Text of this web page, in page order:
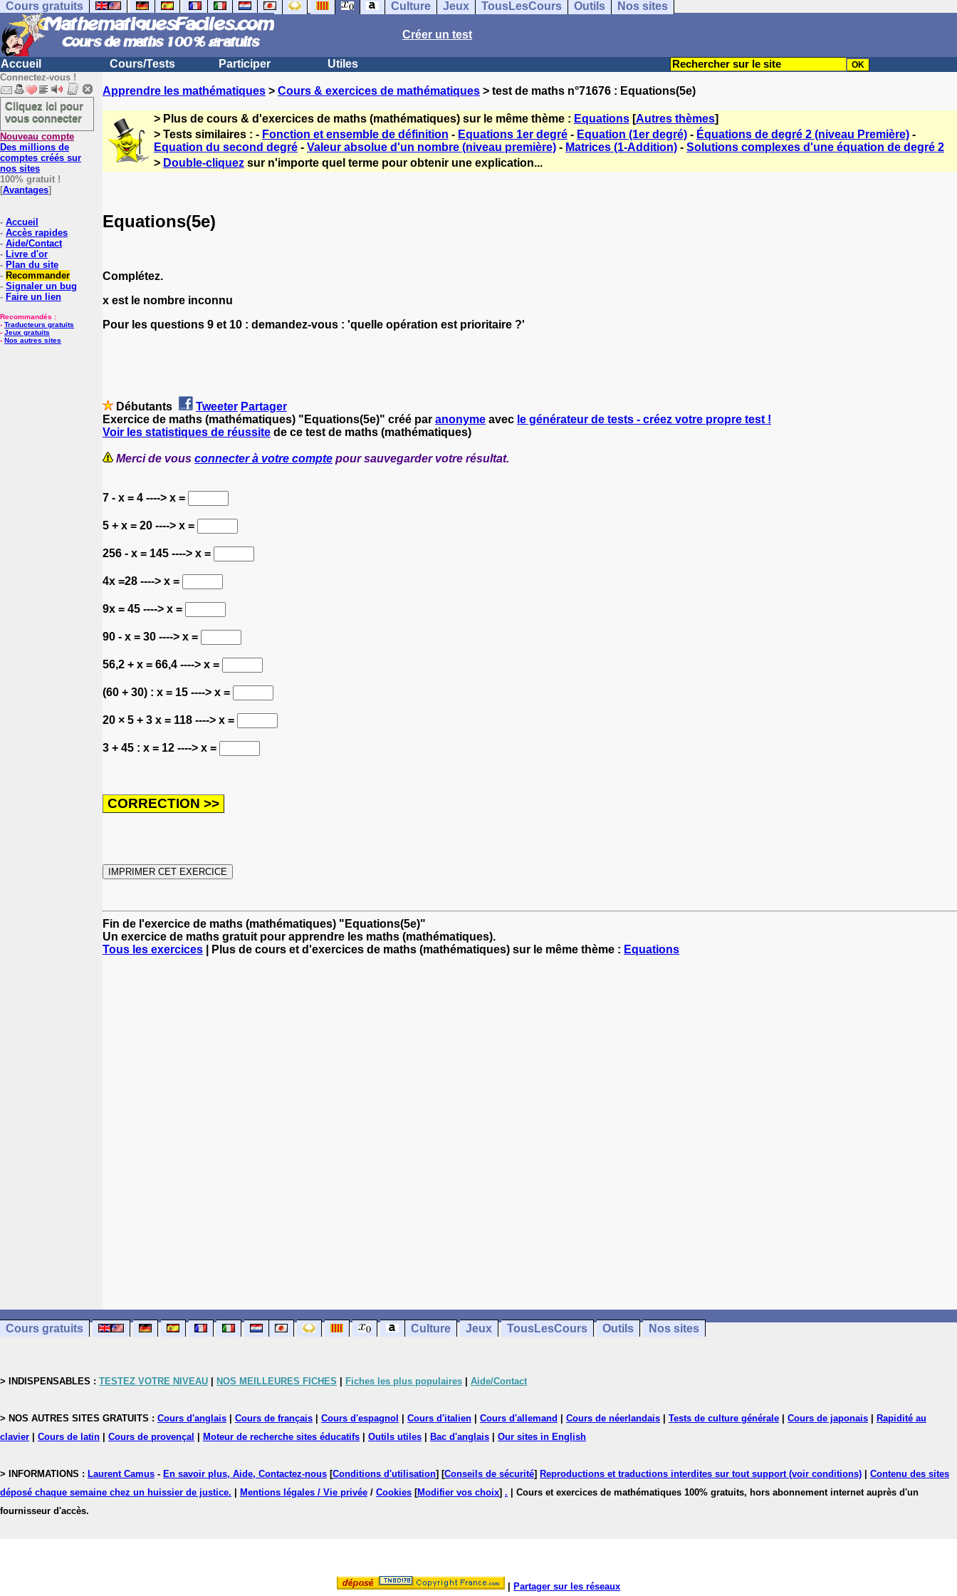
Cours gratuits Culture Jeux TousLesCours Outils Nos sites
Créer un test
Accueil Cours/Tests Participer Utiles
Connectez-vous !
Cliquez ici pour
vous connecter
Nouveau compte
Des millions de
comptes créés sur
nos sites
100% gratuit !
[Avantages]
- Accueil
- Accès rapides
- Aide/Contact
- Livre d'or
- Plan du site
- Recommander
- Signaler un bug
- Faire un lien
Recommandés :
- Traducteurs gratuits
- Jeux gratuits
- Nos autres sites
Apprendre les mathématiques > Cours & exercices de mathématiques > test de maths n°71676 : Equations(5e)
> Plus de cours & d'exercices de maths (mathématiques) sur le même thème : Equations [Autres thèmes]
> Tests similaires : - Fonction et ensemble de définition - Equations 1er degré - Equation (1er degré) - Équations de degré 2 (niveau Première) -
Equation du second degré - Valeur absolue d'un nombre (niveau première) - Matrices (1-Addition) - Solutions complexes d'une équation de degré 2
> Double-cliquez sur n'importe quel terme pour obtenir une explication...
Equations(5e)
Complétez.
x est le nombre inconnu
Pour les questions 9 et 10 : demandez-vous : 'quelle opération est prioritaire ?'
Débutants Tweeter Partager
Exercice de maths (mathématiques) "Equations(5e)" créé par anonyme avec le générateur de tests - créez votre propre test !
Voir les statistiques de réussite de ce test de maths (mathématiques)
Merci de vous connecter à votre compte pour sauvegarder votre résultat.
7 - x = 4 ----> x =
5 + x = 20 ----> x =
256 - x = 145 ----> x =
4x =28 ----> x =
9x = 45 ----> x =
90 - x = 30 ----> x =
56,2 + x = 66,4 ----> x =
(60 + 30) : x = 15 ----> x =
20 × 5 + 3 x = 118 ----> x =
3 + 45 : x = 12 ----> x =
Fin de l'exercice de maths (mathématiques) "Equations(5e)"
Un exercice de maths gratuit pour apprendre les maths (mathématiques).
Tous les exercices | Plus de cours et d'exercices de maths (mathématiques) sur le même thème : Equations
Cours gratuits Culture Jeux TousLesCours Outils Nos sites
> INDISPENSABLES : TESTEZ VOTRE NIVEAU NOS MEILLEURES FICHES Fiches les plus populaires Aide/Contact
> NOS AUTRES SITES GRATUITS : Cours d'anglais Cours de français Cours d'espagnol Cours d'italien Cours d'allemand Cours de néerlandais Tests de culture générale Cours de japonais
Rapidité au
clavier
Cours de latin Cours de provençal Moteur de recherche sites éducatifs Outils utiles Bac d'anglais Our sites in English
> INFORMATIONS : Laurent Camus - En savoir plus, Aide, Contactez-nous [Conditions d'utilisation] [Conseils de sécurité] Reproductions et traductions interdites sur tout support (voir conditions)
Contenu des sites
déposé chaque semaine chez un huissier de justice.
Mentions légales / Vie privée / Cookies [Modifier vos choix] .
| Cours et exercices de mathématiques 100% gratuits, hors abonnement internet auprès d'un
fournisseur d'accès.
Partager sur les réseaux